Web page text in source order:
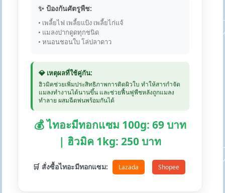
✨ ป้องกันศัตรูพืช:
• เพลี้ยไฟ เพลี้ยแป้ง เพลี้ยไก่แจ้
• แมลงปากดูดทุกชนิด
• หนอนชอนใบ โล่ปลาดาว
💎 เหตุผลที่ใช้คู่กัน:
ฮิวมิคช่วยเพิ่มประสิทธิภาพการติดผิวใบ ทำให้สารกำจัด
แมลงทำงานได้นานขึ้น และช่วยฟื้นฟูพืชหลังถูกแมลง
ทำลาย ผสมฉีดพ่นพร้อมกันได้
💰 ไทอะมีทอกแซม 100g: 69 บาท
| ฮิวมิค 1kg: 250 บาท
🛒 สั่งซื้อไทอะมีทอกแซม: Lazada Shopee